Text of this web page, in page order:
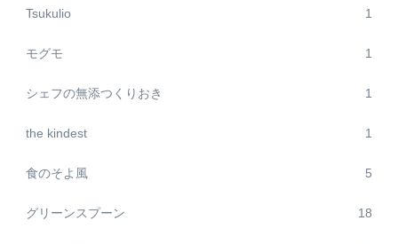
Tsukulio 1
モグモ 1
シェフの無添つくりおき 1
the kindest 1
食のそよ風 5
グリーンスプーン 18